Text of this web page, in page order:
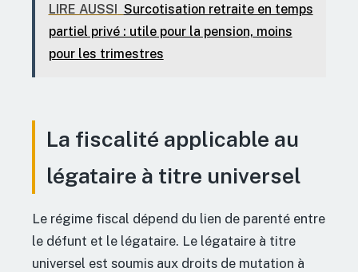
LIRE AUSSI Surcotisation retraite en temps
partiel privé : utile pour la pension, moins
pour les trimestres
La fiscalité applicable au
légataire à titre universel
Le régime fiscal dépend du lien de parenté entre
le défunt et le légataire. Le légataire à titre
universel est soumis aux droits de mutation à